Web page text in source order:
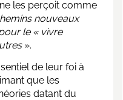
les perçoit comme
nouveaux
le « vivre
».
de leur foi à
que les
datant du